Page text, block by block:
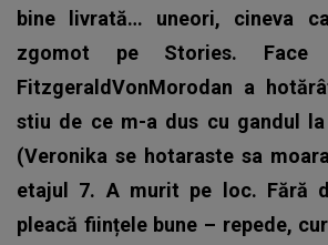
bine livrată… uneori, cineva
zgomot pe Stories. Face
FitzgeraldVonMorodan a
stiu de ce m-a dus cu gandul
(Veronika se hotaraste sa
etajul 7. A murit pe loc. Fără
pleacă ființele bune – repede,